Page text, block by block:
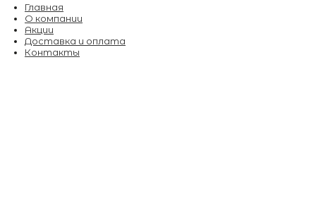
Главная
О компании
Акции
Доставка и оплата
Контакты